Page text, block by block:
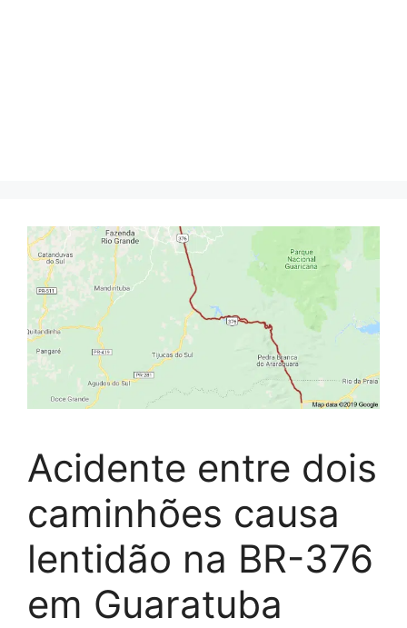
Acidente entre dois
caminhões causa
lentidão na BR-376
em Guaratuba